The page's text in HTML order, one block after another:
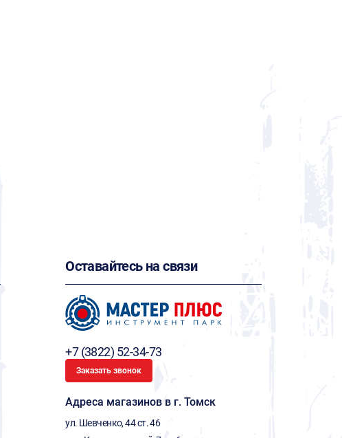
Оставайтесь на связи
+7 (3822) 52-34-73
Заказать звонок
Адреса магазинов в г. Томск
ул. Шевченко, 44 ст. 46